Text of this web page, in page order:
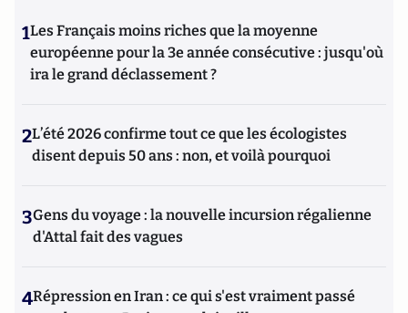
1Les Français moins riches que la moyenne
européenne pour la 3e année consécutive : jusqu'où
ira le grand déclassement ?
2L’été 2026 confirme tout ce que les écologistes
disent depuis 50 ans : non, et voilà pourquoi
3Gens du voyage : la nouvelle incursion régalienne
d'Attal fait des vagues
4Répression en Iran : ce qui s'est vraiment passé